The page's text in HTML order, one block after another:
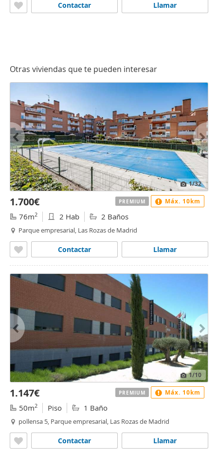
Llamar
Contactar
Otras viviendas que te pueden interesar
1/32
1.700€
76m2 2 Hab 2 Baños
Parque empresarial, Las Rozas de Madrid
Llamar
Contactar
PREMIUM Máx. 10km
1/10
1.147€
50m2 Piso 1 Baño
pollensa 5, Parque empresarial, Las Rozas de Madrid
Llamar
Contactar
PREMIUM Máx. 10km